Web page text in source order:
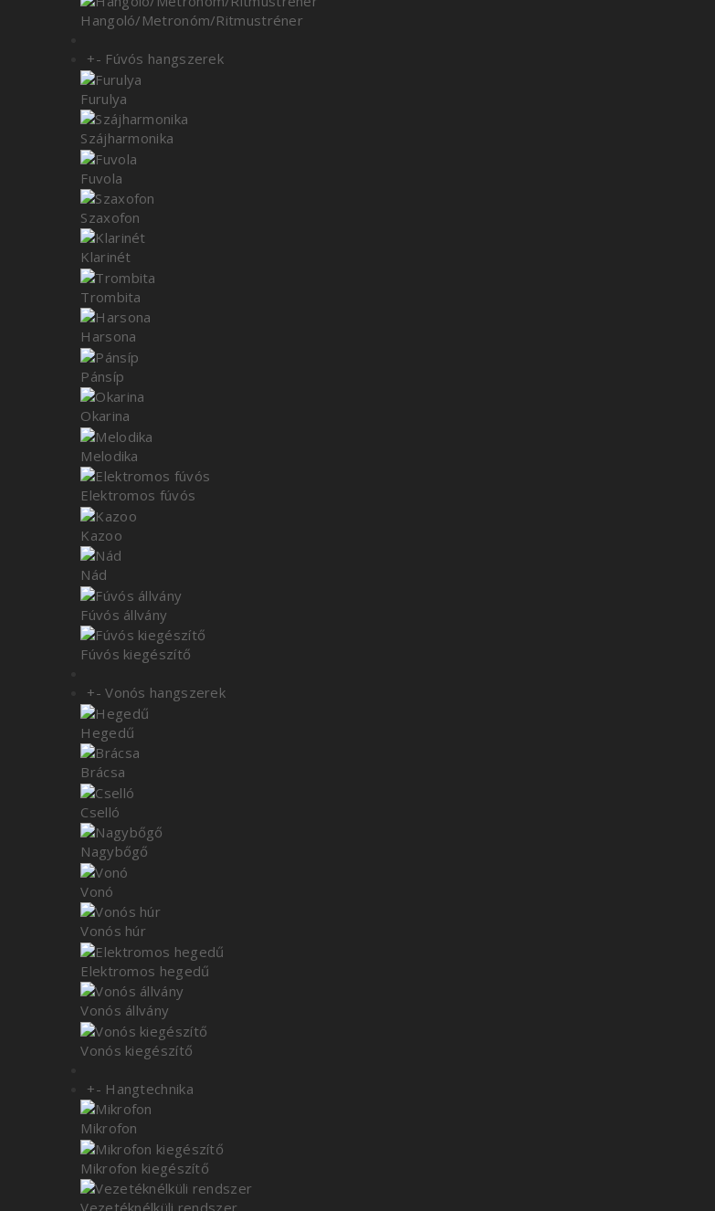
Hangoló/Metronóm/Ritmustréner
+- Fúvós hangszerek
Furulya
Szájharmonika
Fuvola
Szaxofon
Klarinét
Trombita
Harsona
Pánsíp
Okarina
Melodika
Elektromos fúvós
Kazoo
Nád
Fúvós állvány
Fúvós kiegészítő
+- Vonós hangszerek
Hegedű
Brácsa
Cselló
Nagybőgő
Vonó
Vonós húr
Elektromos hegedű
Vonós állvány
Vonós kiegészítő
+- Hangtechnika
Mikrofon
Mikrofon kiegészítő